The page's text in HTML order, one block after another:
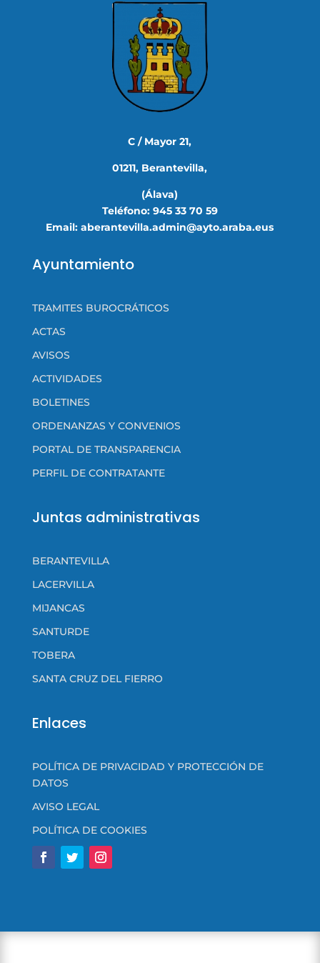
C / Mayor 21,
01211, Berantevilla,
(Álava)
Teléfono: 945 33 70 59
Email: aberantevilla.admin@ayto.araba.eus
Ayuntamiento
TRAMITES BUROCRÁTICOS
ACTAS
AVISOS
ACTIVIDADES
BOLETINES
ORDENANZAS Y CONVENIOS
PORTAL DE TRANSPARENCIA
PERFIL DE CONTRATANTE
Juntas administrativas
BERANTEVILLA
LACERVILLA
MIJANCAS
SANTURDE
TOBERA
SANTA CRUZ DEL FIERRO
Enlaces
POLÍTICA DE PRIVACIDAD Y PROTECCIÓN DE
DATOS
AVISO LEGAL
POLÍTICA DE COOKIES